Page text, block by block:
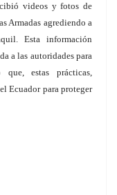
videos y fotos de
Armadas agrediendo a
Esta información
a las autoridades para
que, estas prácticas,
Ecuador para proteger